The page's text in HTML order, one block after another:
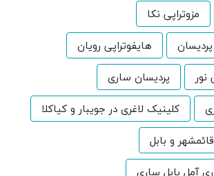
مزوتراپی نکا
هایفوتراپی رویان
پردیسان ساری
کلینیک لاغری در جویبار و کیاکلا
و بابل
آمل بابل ساری